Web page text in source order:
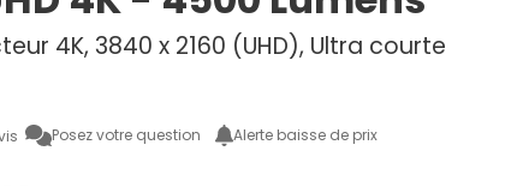
4K, 3840 x 2160 (UHD), Ultra courte
Posez votre question Alerte baisse de prix